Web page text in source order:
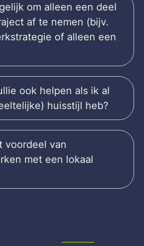
om alleen een deel
af te nemen (bijv.
of alleen een
ook helpen als ik al
huisstijl heb?
voordeel van
met een lokaal